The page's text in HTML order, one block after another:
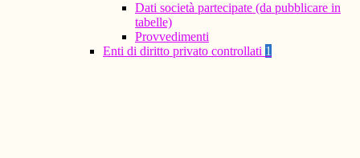
Dati società partecipate (da pubblicare in
tabelle)
Provvedimenti
Enti di diritto privato controllati 1